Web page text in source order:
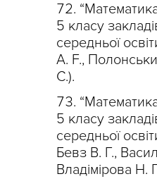
5 класу
середньої
A. F.,
С.).
5 класу
середньої
Бевз В. Г.,
Владімірова Н.